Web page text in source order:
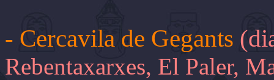
- Cercavila de Gegants
Rebentaxarxes, El Paler,